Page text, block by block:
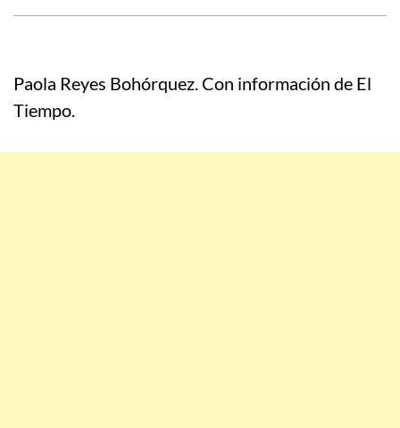
Paola Reyes Bohórquez. Con información de El
Tiempo.